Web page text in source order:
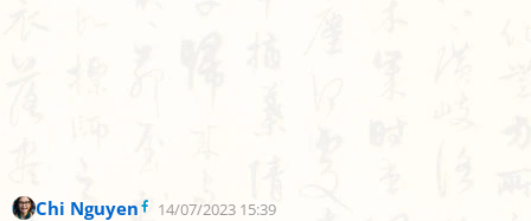
Chi Nguyen
14/07/2023 15:39